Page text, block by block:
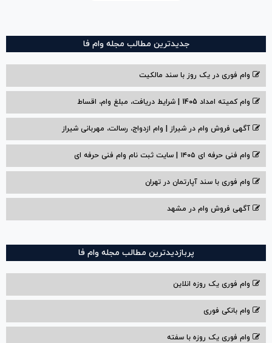
جدیدترین مطالب مجله وام فا
وام فوری در یک روز با سند مالکیت
وام کمیته امداد 1405 | شرایط دریافت، مبلغ وام، اقساط
آگهی فروش وام در شیراز | وام ازدواج، رسالت، مهربانی شیراز
وام فنی حرفه ای ۱۴۰۵ | سایت ثبت نام وام فنی حرفه ای
وام فوری با سند آپارتمان در تهران
آگهی فروش وام در مشهد
پربازدیدترین مطالب مجله وام فا
وام فوری یک روزه انلاین
وام بانکی فوری
وام فوری یک روزه با سفته